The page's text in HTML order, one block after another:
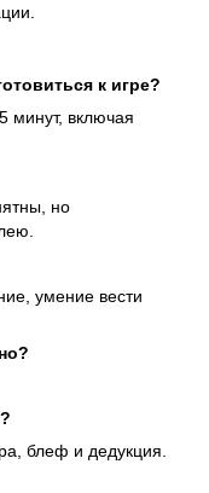
к игре?
минут, включая
но
умение вести
блеф и дедукция.